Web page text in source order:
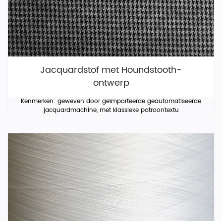
Jacquardstof met Houndstooth-
ontwerp
Kenmerken: geweven door geïmporteerde geautomatiseerde
jacquardmachine, met klassieke patroontextu